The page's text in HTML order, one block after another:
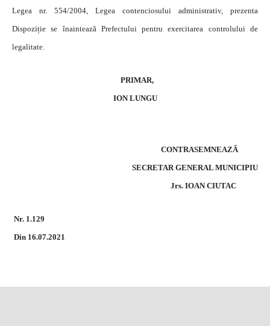
Legea nr. 554/2004, Legea contenciosului administrativ, prezenta
Dispoziție se înaintează Prefectului pentru exercitarea controlului de
legalitate.
PRIMAR,
ION LUNGU
CONTRASEMNEAZĂ
SECRETAR GENERAL MUNICIPIU
Jrs. IOAN CIUTAC
Nr. 1.129
Din 16.07.2021